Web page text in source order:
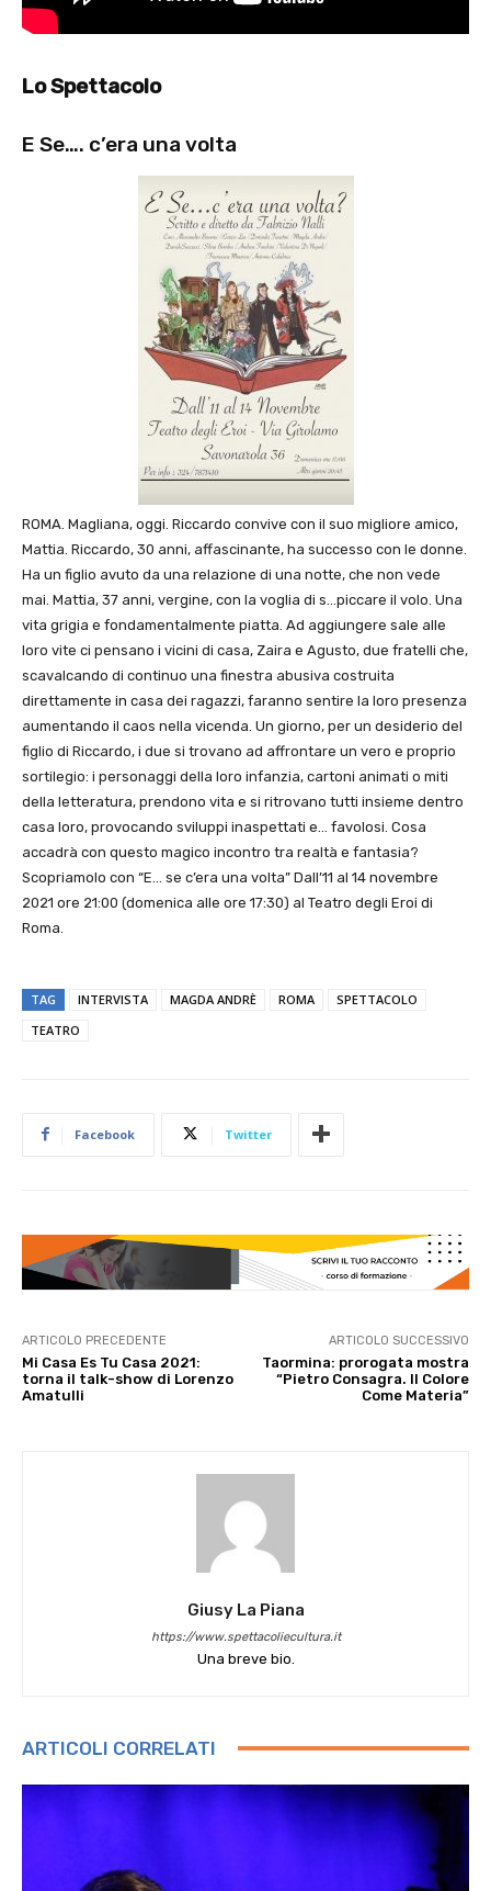
Lo Spettacolo
E Se…. c’era una volta
ROMA. Magliana, oggi. Riccardo convive con il suo migliore amico,
Mattia. Riccardo, 30 anni, affascinante, ha successo con le donne.
Ha un figlio avuto da una relazione di una notte, che non vede
mai. Mattia, 37 anni, vergine, con la voglia di s…piccare il volo. Una
vita grigia e fondamentalmente piatta. Ad aggiungere sale alle
loro vite ci pensano i vicini di casa, Zaira e Agusto, due fratelli che,
scavalcando di continuo una finestra abusiva costruita
direttamente in casa dei ragazzi, faranno sentire la loro presenza
aumentando il caos nella vicenda. Un giorno, per un desiderio del
figlio di Riccardo, i due si trovano ad affrontare un vero e proprio
sortilegio: i personaggi della loro infanzia, cartoni animati o miti
della letteratura, prendono vita e si ritrovano tutti insieme dentro
casa loro, provocando sviluppi inaspettati e… favolosi. Cosa
accadrà con questo magico incontro tra realtà e fantasia?
Scopriamolo con “E… se c’era una volta” Dall’11 al 14 novembre
2021 ore 21:00 (domenica alle ore 17:30) al Teatro degli Eroi di
Roma.
TAG INTERVISTA MAGDA ANDRÈ ROMA
SPETTACOLO
TEATRO
Facebook Twitter
ARTICOLO PRECEDENTE
Mi Casa Es Tu Casa 2021:
torna il talk-show di Lorenzo
Amatulli
ARTICOLO SUCCESSIVO
Taormina: prorogata mostra
“Pietro Consagra. Il Colore
Come Materia”
Giusy La Piana
https://www.spettacoliecultura.it
Una breve bio.
ARTICOLI CORRELATI